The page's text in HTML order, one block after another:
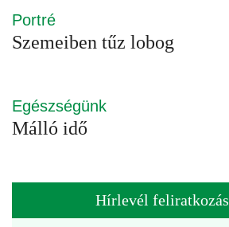
Portré
Szemeiben tűz lobog
Egészségünk
Málló idő
Hírlevél feliratkozás